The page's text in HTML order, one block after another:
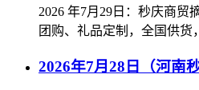
2026 年7月29日：秒庆商
团购、礼品定制，全国供货
2026年7月28日（河南